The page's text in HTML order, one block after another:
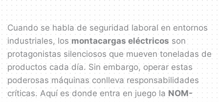
Cuando se habla de seguridad laboral en entornos
industriales, los montacargas eléctricos son
protagonistas silenciosos que mueven toneladas de
productos cada día. Sin embargo, operar estas
poderosas máquinas conlleva responsabilidades
críticas. Aquí es donde entra en juego la NOM-